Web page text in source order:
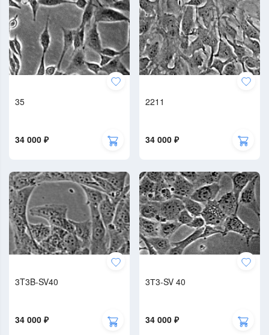
35
34 000 ₽
2211
34 000 ₽
3T3B-SV40
34 000 ₽
3Т3-SV 40
34 000 ₽